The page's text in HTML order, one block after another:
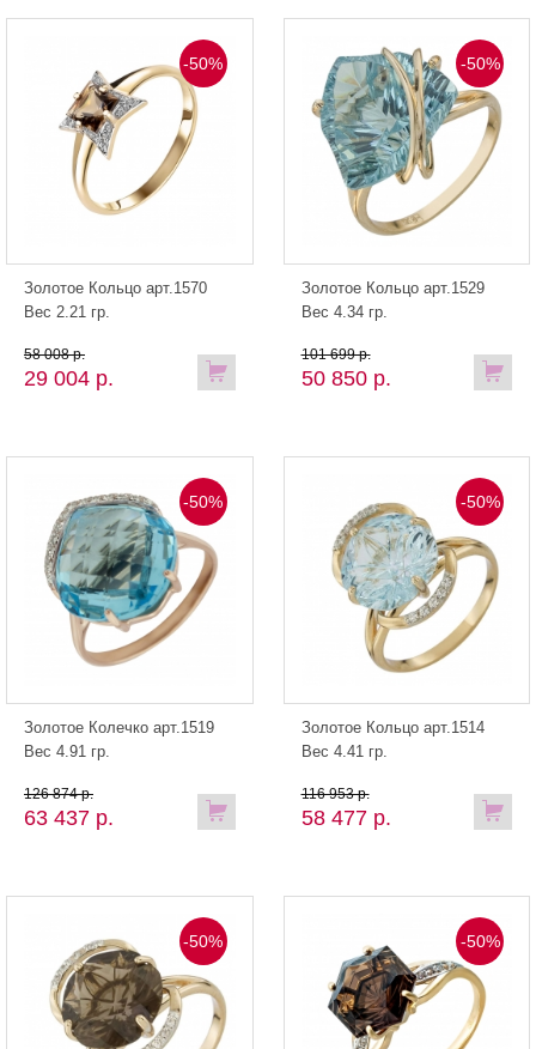
-50%
Золотое Кольцо арт.1570
Вес 2.21 гр.
29 004 р.
58 008 р.
-50%
Золотое Кольцо арт.1529
Вес 4.34 гр.
50 850 р.
101 699 р.
-50%
Золотое Колечко арт.1519
Вес 4.91 гр.
63 437 р.
126 874 р.
-50%
Золотое Кольцо арт.1514
Вес 4.41 гр.
58 477 р.
116 953 р.
-50% -50%